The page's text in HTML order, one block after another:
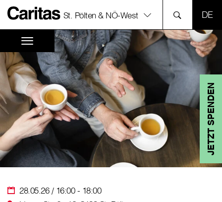
St. Pölten & NÖ-West
JETZT SPENDEN
28.05.26 / 16:00 - 18:00